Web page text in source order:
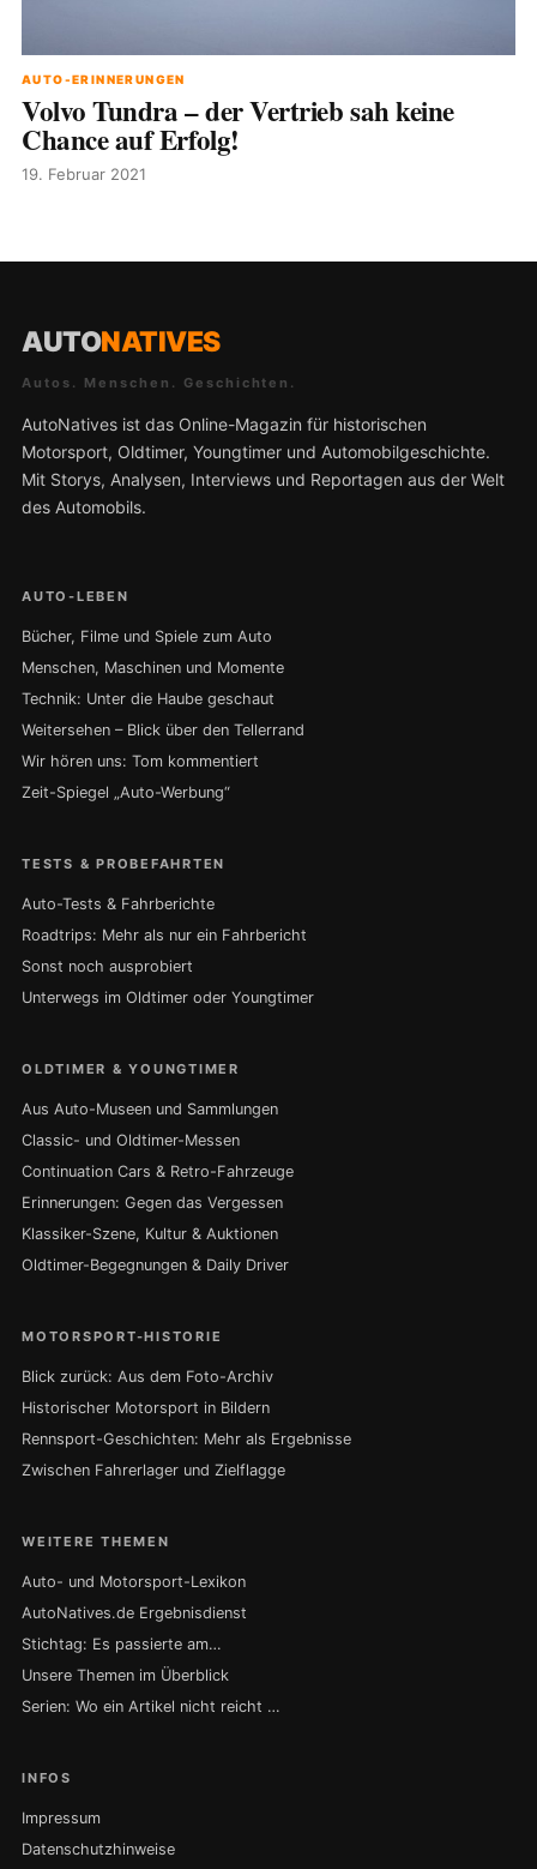
AUTO-ERINNERUNGEN
Volvo Tundra – der Vertrieb sah keine
Chance auf Erfolg!
19. Februar 2021
AUTONATIVES
Autos. Menschen. Geschichten.
AutoNatives ist das Online-Magazin für historischen
Motorsport, Oldtimer, Youngtimer und Automobilgeschichte.
Mit Storys, Analysen, Interviews und Reportagen aus der Welt
des Automobils.
AUTO-LEBEN
Bücher, Filme und Spiele zum Auto
Menschen, Maschinen und Momente
Technik: Unter die Haube geschaut
Weitersehen – Blick über den Tellerrand
Wir hören uns: Tom kommentiert
Zeit-Spiegel „Auto-Werbung“
TESTS & PROBEFAHRTEN
Auto-Tests & Fahrberichte
Roadtrips: Mehr als nur ein Fahrbericht
Sonst noch ausprobiert
Unterwegs im Oldtimer oder Youngtimer
OLDTIMER & YOUNGTIMER
Aus Auto-Museen und Sammlungen
Classic- und Oldtimer-Messen
Continuation Cars & Retro-Fahrzeuge
Erinnerungen: Gegen das Vergessen
Klassiker-Szene, Kultur & Auktionen
Oldtimer-Begegnungen & Daily Driver
MOTORSPORT-HISTORIE
Blick zurück: Aus dem Foto-Archiv
Historischer Motorsport in Bildern
Rennsport-Geschichten: Mehr als Ergebnisse
Zwischen Fahrerlager und Zielflagge
WEITERE THEMEN
Auto- und Motorsport-Lexikon
AutoNatives.de Ergebnisdienst
Stichtag: Es passierte am…
Unsere Themen im Überblick
Serien: Wo ein Artikel nicht reicht …
INFOS
Impressum
Datenschutzhinweise